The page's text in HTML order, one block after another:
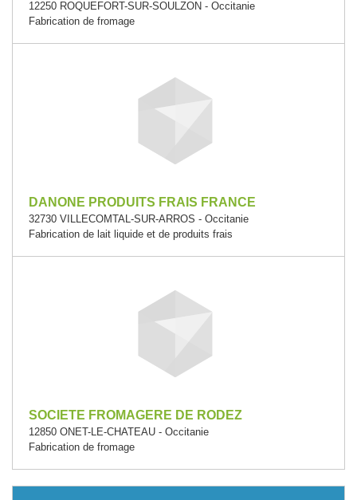
12250 ROQUEFORT-SUR-SOULZON - Occitanie
Fabrication de fromage
DANONE PRODUITS FRAIS FRANCE
32730 VILLECOMTAL-SUR-ARROS - Occitanie
Fabrication de lait liquide et de produits frais
SOCIETE FROMAGERE DE RODEZ
12850 ONET-LE-CHATEAU - Occitanie
Fabrication de fromage